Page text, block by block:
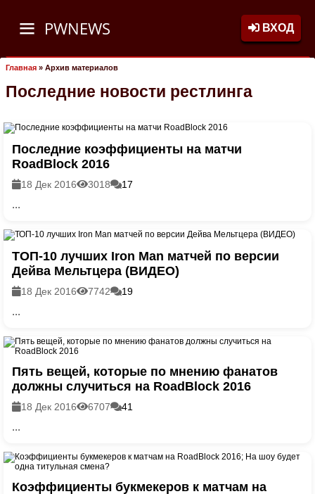
PWNEWS ВХОД
Главная » Архив материалов
Последние новости рестлинга
Последние коэффициенты на матчи
RoadBlock 2016
18 Дек 2016 3018 17
...
ТОП-10 лучших Iron Man матчей по версии
Дейва Мельтцера (ВИДЕО)
18 Дек 2016 7742 19
...
Пять вещей, которые по мнению фанатов
должны случиться на RoadBlock 2016
18 Дек 2016 6707 41
...
Коэффициенты букмекеров к матчам на